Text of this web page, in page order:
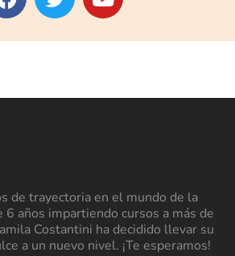
de trayectoria en el mundo de la
6 años impartiendo cursos a más de
Costantini ha decidido llevar su
a un nuevo nivel. ¡Te esperamos!